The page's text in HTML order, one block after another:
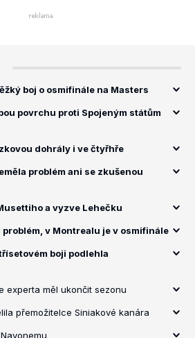
boj o osmifinále na Masters
povrchu proti Spojeným státům
dohrály i ve čtyřhře
problém ani se zkušenou
a vyzve Lehečku
problém, v Montrealu je v osmifinále
boji podlehla
experta měl ukončit sezonu
přemožitelce Siniakové kanára